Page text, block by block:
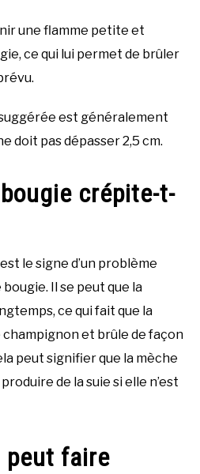
une flamme petite et
ce qui lui permet de brûler
est généralement
doit pas dépasser 2,5 cm.
crépite-t-
le signe d’un problème
Il se peut que la
ce qui fait que la
et brûle de façon
peut signifier que la mèche
de la suie si elle n’est
peut faire